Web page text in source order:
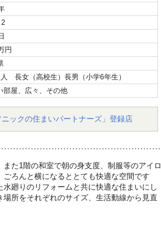
2
円
長女（高校生）長男（小学6年生）
部屋、広々、その他
ックの住まいパートナーズ」登録店
た1階の和室で朝の身支度、制服等のアイロ
ろんと横になるととても快適な空間です
廻りのリフォームと共に快適な住まいにし
所をそれぞれのサイズ、生活動線から見直